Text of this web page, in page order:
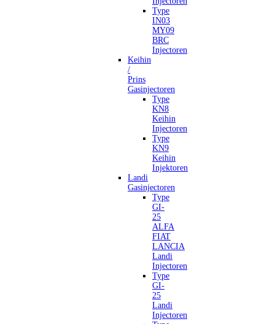
Type
IN03
MY09
BRC
Injectoren
Keihin
/
Prins
Gasinjectoren
Type
KN8
Keihin
Injectoren
Type
KN9
Keihin
Injektoren
Landi
Gasinjectoren
Type
GI-
25
ALFA
FIAT
LANCIA
Landi
Injectoren
Type
GI-
25
Landi
Injectoren